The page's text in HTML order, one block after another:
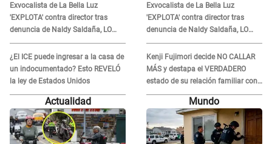
quedar así"
Exvocalista de La Bella Luz
'EXPLOTA' contra director tras
denuncia de Naldy Saldaña, LO
INSULTA y lanza GRAVE
advertencia: "Falta que rueden dos
cabezas más"
¿El ICE puede ingresar a la casa de
un indocumentado? Esto REVELÓ
la ley de Estados Unidos
quedar así"
Exvocalista de La Bella Luz
'EXPLOTA' contra director tras
denuncia de Naldy Saldaña, LO
INSULTA y lanza GRAVE
advertencia: "Falta que rueden dos
cabezas más"
Kenji Fujimori decide NO CALLAR
MÁS y destapa el VERDADERO
estado de su relación familiar con
Keiko Fujimori: "Mi familia es Érika,
Actualidad Mundo